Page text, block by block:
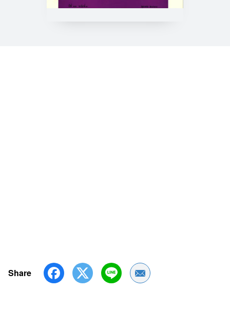
Share Share by Email